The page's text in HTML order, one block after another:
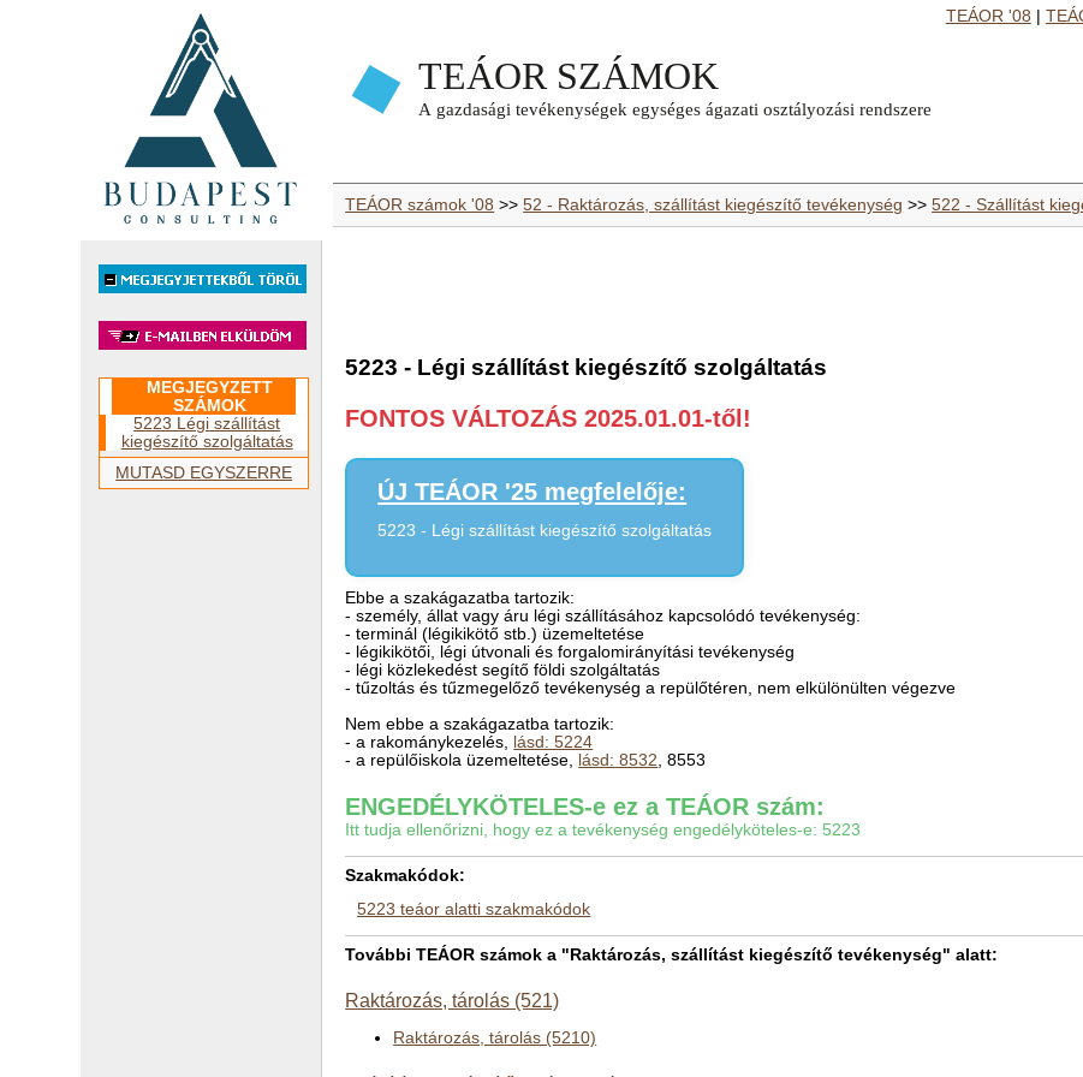
TEÁOR '08
TEÁOR számok '08 >>52 - Raktározás, szállítást kiegészítő tevékenység >>522 - Szállítást
MEGJEGYZETT
SZÁMOK
5223 Légi szállítást
kiegészítő szolgáltatás
MUTASD EGYSZERRE
5223 - Légi szállítást kiegészítő szolgáltatás
FONTOS VÁLTOZÁS 2025.01.01-től!
ÚJ TEÁOR '25 megfelelője:
5223 - Légi szállítást kiegészítő szolgáltatás
Ebbe a szakágazatba tartozik:
- személy, állat vagy áru légi szállításához kapcsolódó tevékenység:
- terminál (légikikötő stb.) üzemeltetése
- légikikötői, légi útvonali és forgalomirányítási tevékenység
- légi közlekedést segítő földi szolgáltatás
- tűzoltás és tűzmegelőző tevékenység a repülőtéren, nem elkülönülten végezve
Nem ebbe a szakágazatba tartozik:
- a rakománykezelés, lásd: 5224
- a repülőiskola üzemeltetése, lásd: 8532 , 8553
ENGEDÉLYKÖTELES-e ez a TEÁOR szám:
Itt tudja ellenőrizni, hogy ez a tevékenység engedélyköteles-e: 5223
Szakmakódok:
5223 teáor alatti szakmakódok
További TEÁOR számok a "Raktározás, szállítást kiegészítő tevékenység" alatt:
Raktározás, tárolás (521)
Raktározás, tárolás (5210)